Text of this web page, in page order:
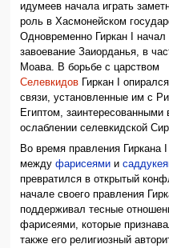
идумеев начала играть
роль в Хасмонейском
Одновременно Гиркан I начал
завоевание Заиорданья, в
Моава. В борьбе с царством
Селевкидов Гиркан I
связи, установленные им с
Египтом, заинтересованными
ослаблении селевкидской
Во время правления Гиркана
междуфарисеями и
превратился в открытый
начале своего правления
поддерживал тесные
фарисеями, которые
также его религиозный